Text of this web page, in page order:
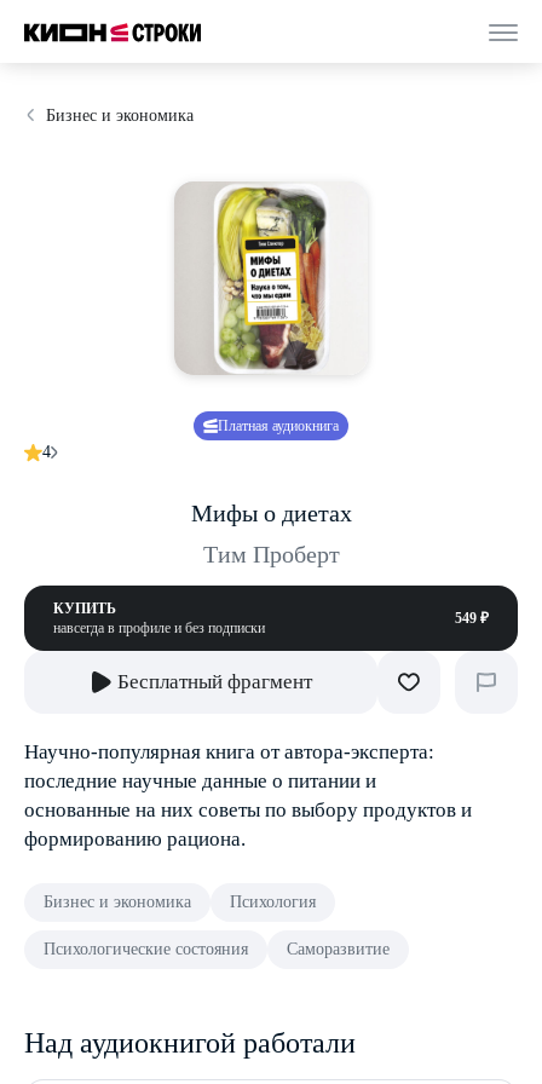
Бизнес и экономика
Платная аудиокнига
4
Мифы о диетах
Тим Проберт
КУПИТЬ
навсегда в профиле и без подписки
549 ₽
Бесплатный фрагмент
Научно-популярная книга от автора-эксперта:
последние научные данные о питании и
основанные на них советы по выбору продуктов и
формированию рациона.
Бизнес и экономика Психология
Психологические состояния Саморазвитие
Над аудиокнигой работали